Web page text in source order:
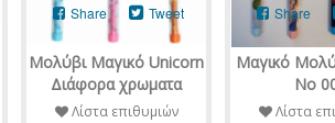
Μολύβι Μαγικό Unicorn
Διάφορα χρωματα
Share Tweet
Λίστα επιθυμιών
Μαγικό
Νο
Share
Λίστα